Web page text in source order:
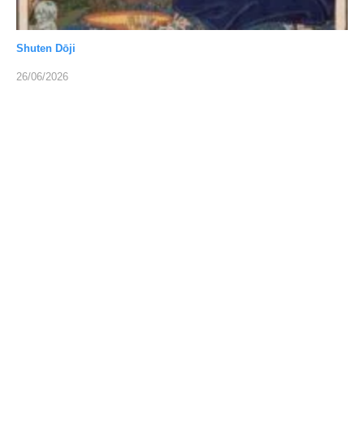
Shuten Dōji
26/06/2026